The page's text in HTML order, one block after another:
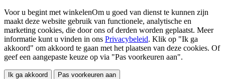
Voor u begint met winkelenOm u goed van dienst te kunnen zijn
maakt deze website gebruik van functionele, analytische en
marketing cookies, die door ons of derden worden geplaatst. Meer
informatie kunt u vinden in ons Privacybeleid. Klik op "Ik ga
akkoord" om akkoord te gaan met het plaatsen van deze cookies. Of
geef een aangepaste keuze op via "Pas voorkeuren aan".
Ik ga akkoord Pas voorkeuren aan